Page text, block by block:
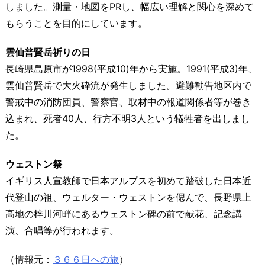
しました。測量・地図をPRし、幅広い理解と関心を深めて
もらうことを目的にしています。
雲仙普賢岳祈りの日
長崎県島原市が1998(平成10)年から実施。1991(平成3)年、
雲仙普賢岳で大火砕流が発生しました。避難勧告地区内で
警戒中の消防団員、警察官、取材中の報道関係者等が巻き
込まれ、死者40人、行方不明3人という犠牲者を出しまし
た。
ウェストン祭
イギリス人宣教師で日本アルプスを初めて踏破した日本近
代登山の祖、ウェルター・ウェストンを偲んで、長野県上
高地の梓川河畔にあるウェストン碑の前で献花、記念講
演、合唱等が行われます。
（情報元： ３６６日への旅）